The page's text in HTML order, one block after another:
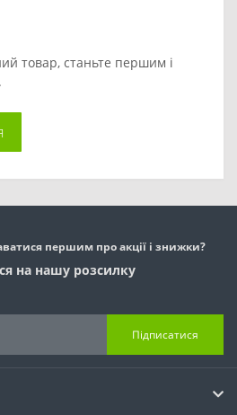
товар, станьте першим і
першим про акції і знижки?
на нашу розсилку
Підписатися